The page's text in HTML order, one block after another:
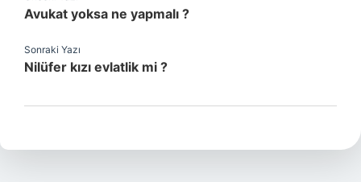
Avukat yoksa ne yapmalı ?
Sonraki Yazı
Nilüfer kızı evlatlik mi ?